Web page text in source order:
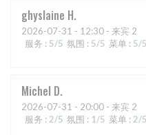
ghyslaine H
2026-07-31 - 12:30 - 来宾 2
服务 : 5/5 氛围 : 5/5 菜单 : 5/5
Michel D
2026-07-31 - 20:00 - 来宾 2
服务 : 2/5 氛围 : 1/5 菜单 : 2/5